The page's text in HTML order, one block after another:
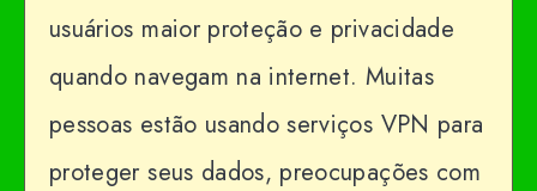
usuários maior proteção e privacidade
quando navegam na internet. Muitas
pessoas estão usando serviços VPN para
proteger seus dados, preocupações com